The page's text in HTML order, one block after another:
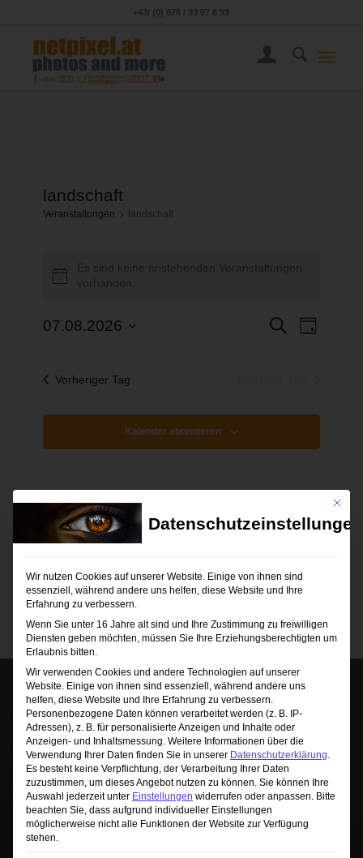
+43/ (0) 676 / 93 97 8 93
landschaft
Veranstaltungen landschaft
Hinweis
Es sind keine anstehenden Veranstaltungen
vorhanden.
Suche
Tag
07.08.2026
Vorheriger Tag
Kalender abonnieren
Sie sehen gerade einen Platzhalterinhalt von
TrustIndex. Um auf den eigentlichen Inhalt
zuzugreifen, klicken Sie auf die Schaltfläche unten.
Bitte beachten Sie, dass dabei Daten an Drittanbieter
Mit
Datenschutzeinstellungen
Wir nutzen Cookies auf unserer Website. Einige von ihnen sind
essenziell, während andere uns helfen, diese Website und Ihre
Erfahrung zu verbessern.
Wenn Sie unter 16 Jahre alt sind und Ihre Zustimmung zu freiwilligen
Diensten geben möchten, müssen Sie Ihre Erziehungsberechtigten um
Erlaubnis bitten.
Wir verwenden Cookies und andere Technologien auf unserer
Website. Einige von ihnen sind essenziell, während andere uns
helfen, diese Website und Ihre Erfahrung zu verbessern.
Personenbezogene Daten können verarbeitet werden (z. B. IP-
Adressen), z. B. für personalisierte Anzeigen und Inhalte oder
Anzeigen- und Inhaltsmessung. Weitere Informationen über die
Verwendung Ihrer Daten finden Sie in unserer Datenschutzerklärung.
Es besteht keine Verpflichtung, der Verarbeitung Ihrer Daten
zuzustimmen, um dieses Angebot nutzen zu können. Sie können Ihre
Auswahl jederzeit unter Einstellungen widerrufen oder anpassen. Bitte
beachten Sie, dass aufgrund individueller Einstellungen
möglicherweise nicht alle Funktionen der Website zur Verfügung
stehen.